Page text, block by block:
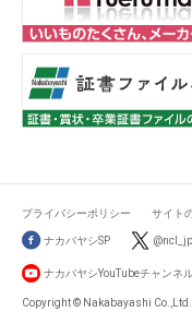
プライバシーポリシー サイト
ナカバヤシSP @ncl_jp
ナカバヤシYouTubeチャンネ
Copyright © Nakabayashi Co.,Ltd.